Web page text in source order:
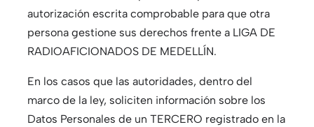
autorización escrita comprobable para que otra
persona gestione sus derechos frente a LIGA DE
RADIOAFICIONADOS DE MEDELLÍN.
En los casos que las autoridades, dentro del
marco de la ley, soliciten información sobre los
Datos Personales de un TERCERO registrado en la